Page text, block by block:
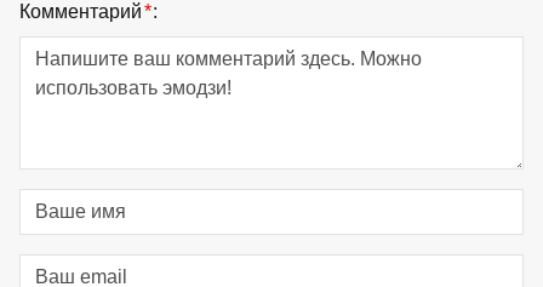
Комментарий*: